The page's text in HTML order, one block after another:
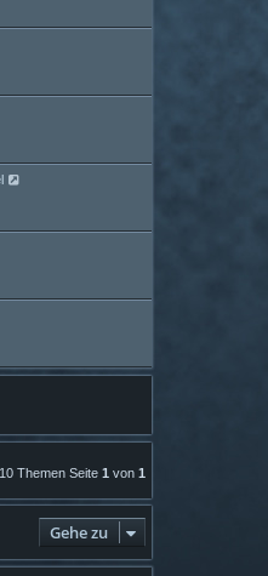
10 Themen Seite 1von 1
Gehe zu